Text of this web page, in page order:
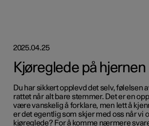
2025.04.25
Kjøreglede på hjernen
Du har sikkert opplevd det selv, følelsen
rattet når alt bare stemmer. Det er en
være vanskelig å forklare, men lett å
er det egentlig som skjer med oss når vi
kjøreglede? For å komme nærmere